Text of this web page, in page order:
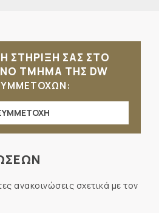
ΣΤΗΡΙΞΗ ΣΑΣ ΣΤΟ
ΤΜΗΜΑ ΤΗΣ DW
ανακοινώσεις σχετικά με τον